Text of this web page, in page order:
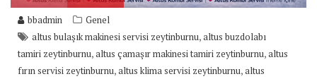
bbadmin
Genel
altus bulaşık makinesi servisi zeytinburnu,altus buzdolabı
tamiri zeytinburnu,altus çamaşır makinesi tamiri zeytinburnu,altus
fırın servisi zeytinburnu,altus klima servisi zeytinburnu,altus